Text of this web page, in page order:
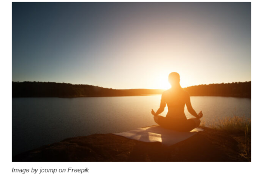
Image by jcomp on Freepik